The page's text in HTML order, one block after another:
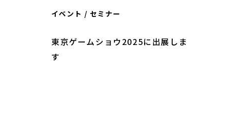
イベント / セミナー
東京ゲームショウ2025に出展しま
す